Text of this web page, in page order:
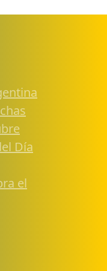
Día
el